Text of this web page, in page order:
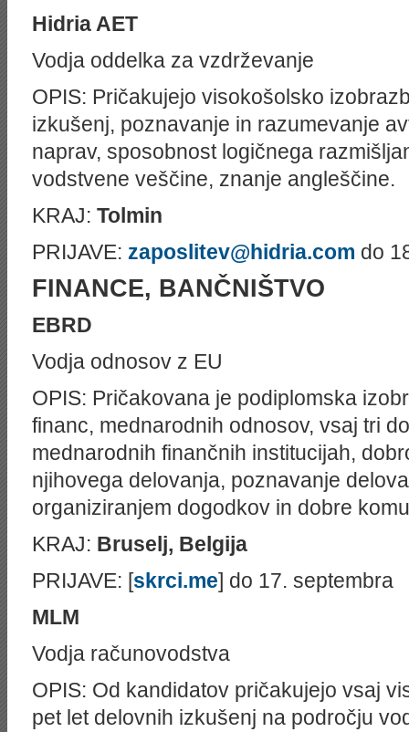
Hidria AET
Vodja oddelka za vzdrževanje
OPIS: Pričakujejo visokošolsko
izkušenj, poznavanje in razumevanje
naprav, sposobnost logičnega
vodstvene veščine, znanje angleščine.
KRAJ: Tolmin
PRIJAVE: zaposlitev@hidria.com do
FINANCE, BANČNIŠTVO
EBRD
Vodja odnosov z EU
OPIS: Pričakovana je podiplomska
financ, mednarodnih odnosov, vsaj tri
mednarodnih finančnih institucijah,
njihovega delovanja, poznavanje
organiziranjem dogodkov in dobre
KRAJ: Bruselj, Belgija
PRIJAVE: [skrci.me] do 17. septembra
MLM
Vodja računovodstva
OPIS: Od kandidatov pričakujejo vsaj
pet let delovnih izkušenj na področju